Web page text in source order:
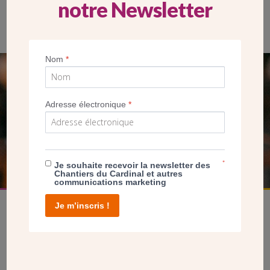
SEUL VOTRE DON
NOUS PERMET D’AGIR
FAIRE UN DON
notre Newsletter
Nom*
Adresse électronique*
Je souhaite recevoir la newsletter des
Chantiers du Cardinal et autres
communications marketing
*
Je m’inscris !